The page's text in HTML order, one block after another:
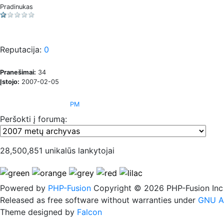
Pradinukas
Reputacija: 0
Pranešimai: 34
Įstojo: 2007-02-05
PM
Peršokti į forumą:
28,500,851 unikalūs lankytojai
Powered by PHP-Fusion Copyright © 2026 PHP-Fusion Inc
Released as free software without warranties under GNU
Theme designed by Falcon